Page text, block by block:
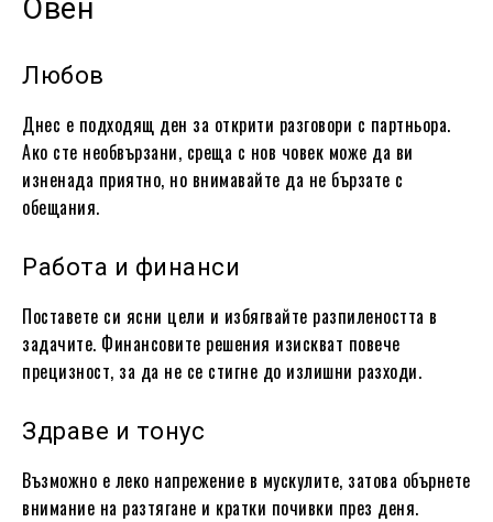
Овен
Любов
Днес е подходящ ден за открити разговори с партньора.
Ако сте необвързани, среща с нов човек може да ви
изненада приятно, но внимавайте да не бързате с
обещания.
Работа и финанси
Поставете си ясни цели и избягвайте разпилеността в
задачите. Финансовите решения изискват повече
прецизност, за да не се стигне до излишни разходи.
Здраве и тонус
Възможно е леко напрежение в мускулите, затова обърнете
внимание на разтягане и кратки почивки през деня.